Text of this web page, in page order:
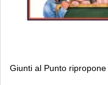
Giunti al Punto